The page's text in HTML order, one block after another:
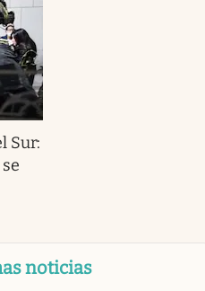
Sur:
noticias